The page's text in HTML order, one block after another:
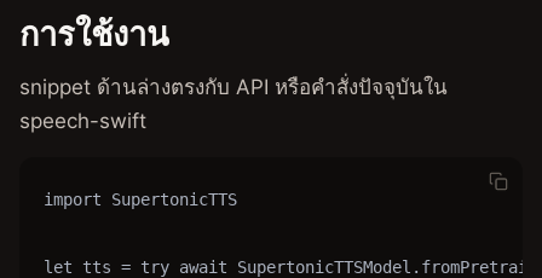
การใช้งาน
snippet ด้านล่างตรงกับ API หรือคำสั่งปัจจุบันใน
speech-swift
import SupertonicTTS
let tts = try await